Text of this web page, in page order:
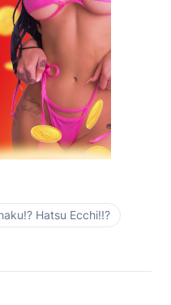
Hatsu Ecchi!!?